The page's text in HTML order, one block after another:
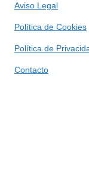
Aviso Legal
Política de Cookies
Política de
Contacto